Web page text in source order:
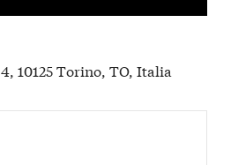
10125 Torino, TO, Italia